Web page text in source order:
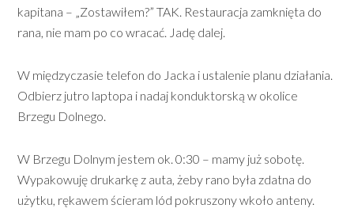
kapitana – „Zostawiłem?” TAK. Restauracja zamknięta do
rana, nie mam po co wracać. Jadę dalej.
W międzyczasie telefon do Jacka i ustalenie planu działania.
Odbierz jutro laptopa i nadaj konduktorską w okolice
Brzegu Dolnego.
W Brzegu Dolnym jestem ok. 0:30 – mamy już sobotę.
Wypakowuję drukarkę z auta, żeby rano była zdatna do
użytku, rękawem ścieram lód pokruszony wkoło anteny.